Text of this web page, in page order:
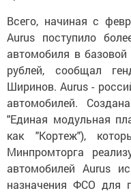
Всего, начиная с
Aurus поступило
автомобиля в
рублей, сообщал
Ширинов. Aurus -
автомобилей.
"Единая модульная
как "Кортеж"),
Минпромторга
автомобилей Aurus
назначения ФСО для